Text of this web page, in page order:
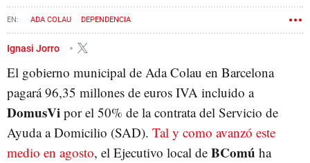
ADA COLAU DEPENDENCIA
Ignasi Jorro
El gobierno municipal de Ada Colau en Barcelona
pagará 96,35 millones de euros IVA incluido a
DomusVi por el 50% de la contrata del Servicio de
Ayuda a Domicilio (SAD). Tal y como avanzó este
medio en agosto, el Ejecutivo local de BComú ha